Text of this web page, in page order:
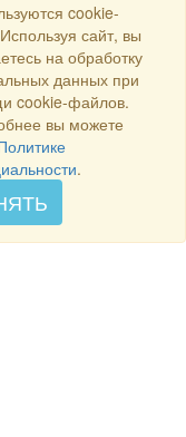
cookie-
сайт, вы
на обработку
данных при
cookie-файлов.
вы можете
.